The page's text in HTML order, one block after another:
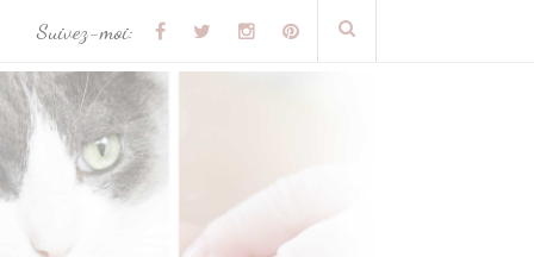
Suivez-moi: